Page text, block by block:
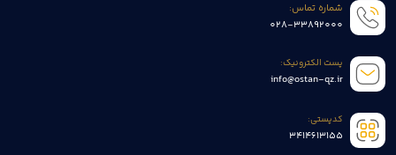
شماره تماس:
028-33892000
پست الکترونیک:
info@ostan-qz.ir
کدپستی:
3414613155